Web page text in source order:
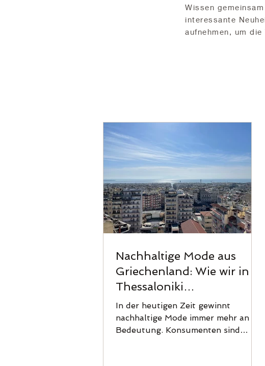
Wissen
interessante
aufnehmen, um
Nachhaltige Mode aus
Griechenland: Wie wir in
Thessaloniki
umweltfreundliche
Kleidung herstellen
In der heutigen Zeit gewinnt
nachhaltige Mode immer mehr an
Bedeutung. Konsumenten sind